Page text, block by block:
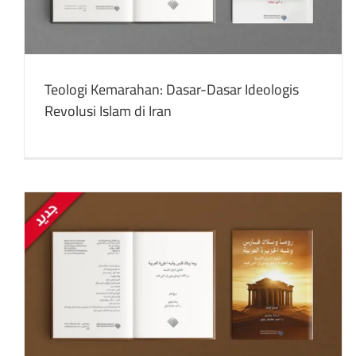
Teologi Kemarahan: Dasar-Dasar Ideologis
Revolusi Islam di Iran
buku Publikasi Terjemahan
Meneguhkan langkah: dalam keyakinan atas
perkara-perkara besar kita
Konflik Arab-Israel Publikasi yang Ditulis